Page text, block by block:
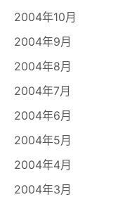
2004年10月
2004年9月
2004年8月
2004年7月
2004年6月
2004年5月
2004年4月
2004年3月